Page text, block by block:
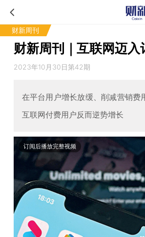
财新周刊
财新周刊｜互联网迈入
2023年10月30日第42期
在平台用户增长放缓、削减营销费
互联网付费用户反而逆势增长
订阅后播放完整视频